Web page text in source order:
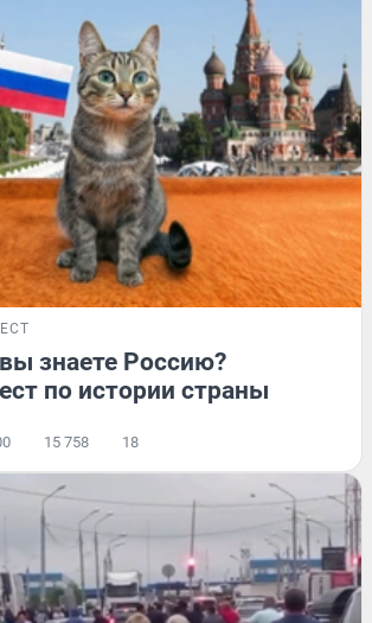
знаете Россию?
по истории страны
15 758 18